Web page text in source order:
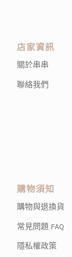
店家資訊
關於串串
聯絡我們
購物須知
購物與退換貨
常見問題 FAQ
隱私權政策